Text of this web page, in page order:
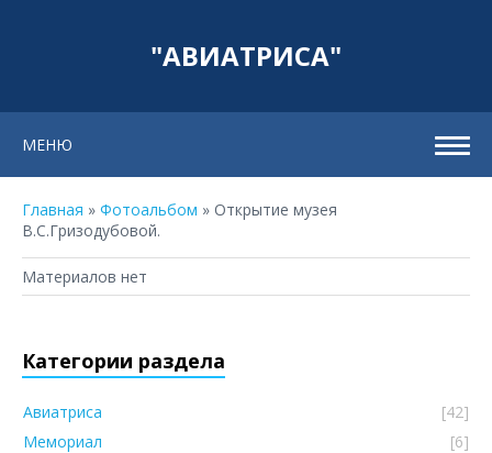
"АВИАТРИСА"
МЕНЮ
Главная » Фотоальбом » Открытие музея
В.С.Гризодубовой.
Материалов нет
Категории раздела
Авиатриса
[42]
Мемориал
[6]